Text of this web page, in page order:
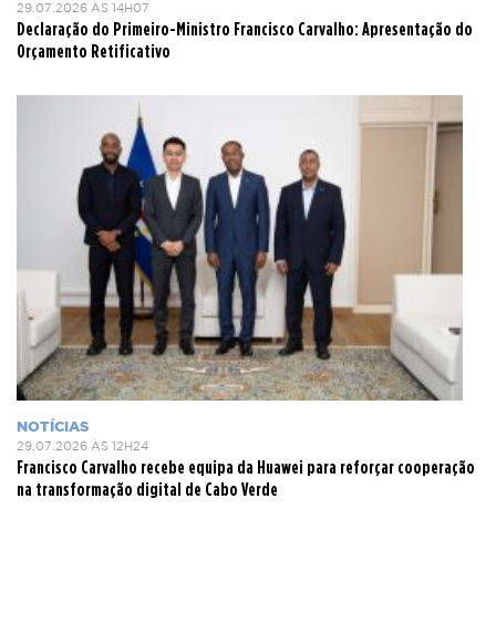
29.07.2026 ÀS 14H07
Declaração do Primeiro-Ministro Francisco Carvalho: Apresentação do
Orçamento Retificativo
NOTÍCIAS
29.07.2026 ÀS 12H24
Francisco Carvalho recebe equipa da Huawei para reforçar cooperação
na transformação digital de Cabo Verde